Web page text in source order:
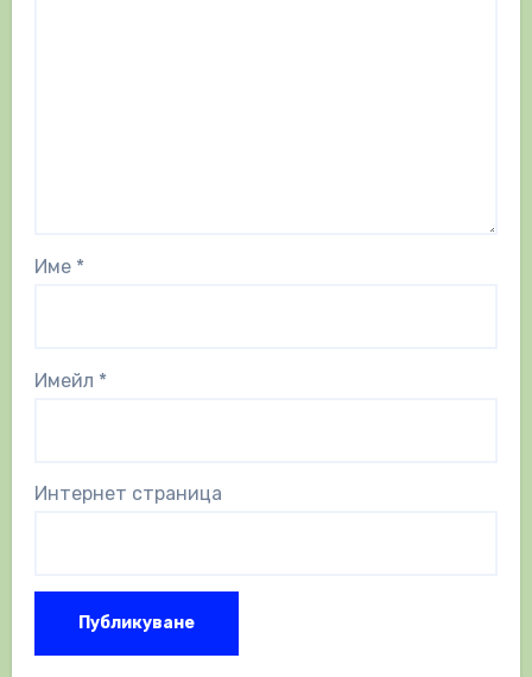
Име *
Имейл *
Интернет страница